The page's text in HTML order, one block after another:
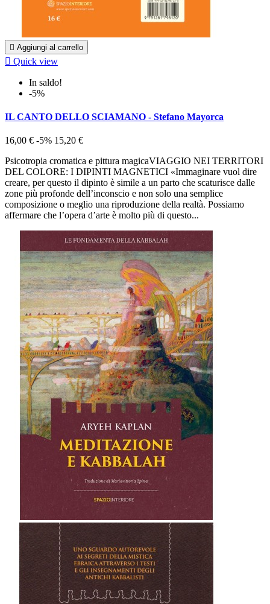
 Aggiungi al carrello
 Quick view
In saldo!
-5%
IL CANTO DELLO SCIAMANO - Stefano Mayorca
16,00 € -5% 15,20 €
Psicotropia cromatica e pittura magicaVIAGGIO NEI TERRITORI
DEL COLORE: I DIPINTI MAGNETICI «Immaginare vuol dire
creare, per questo il dipinto è simile a un parto che scaturisce dalle
zone più profonde dell’inconscio e non solo una semplice
composizione o meglio una riproduzione della realtà. Possiamo
affermare che l’opera d’arte è molto più di questo...